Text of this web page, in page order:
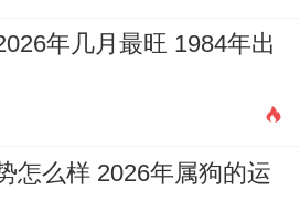
，持续至少24小时甚至三
宅充斥光明同阳气，未来
年几月最旺 1984年出
怎么样 2026年属狗的运